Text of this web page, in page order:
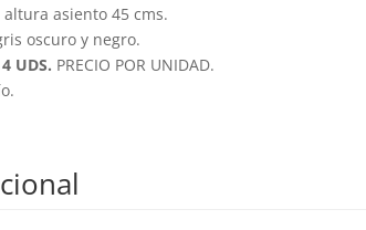
asiento 45 cms.
oscuro y negro.
UDS. PRECIO POR UNIDAD.